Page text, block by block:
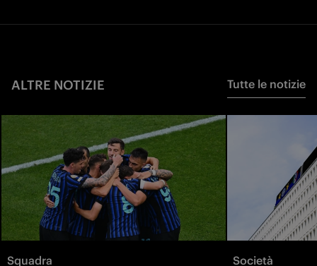
ALTRE NOTIZIE Tutte le notizie
Squadra Società